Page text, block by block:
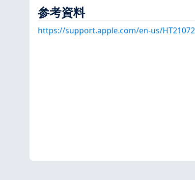
参考資料
https://support.apple.com/en-us/